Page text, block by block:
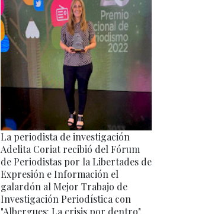
La periodista de investigación
Adelita Coriat recibió del Fórum
de Periodistas por la Libertades de
Expresión e Información el
galardón al Mejor Trabajo de
Investigación Periodística con
"Albergues: La crisis por dentro".